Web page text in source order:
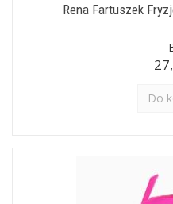
Rena Fartuszek
Do